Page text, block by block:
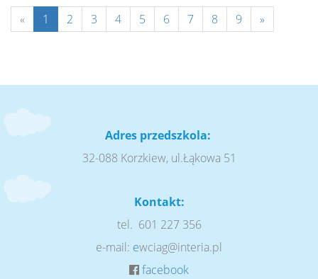
« 1 2 3 4 5 6 7 8 9 »
Adres przedszkola:
32-088 Korzkiew, ul.Łąkowa 51
Kontakt:
tel. 601 227 356
e-mail: ewciag@interia.pl
facebook